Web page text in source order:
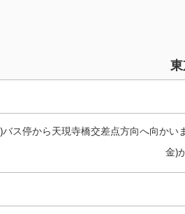
ス停から天現寺橋交差点方向へ向か
金)